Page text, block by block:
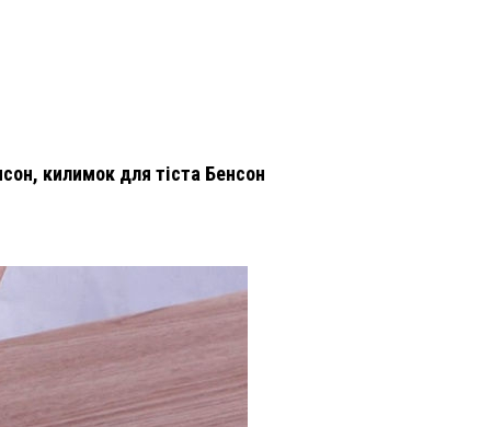
килимок для тіста Бенсон